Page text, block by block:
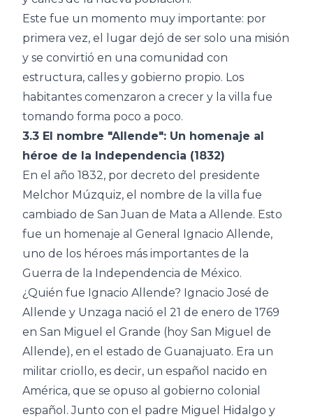
Este fue un momento muy importante: por
primera vez, el lugar dejó de ser solo una misión
y se convirtió en una comunidad con
estructura, calles y gobierno propio. Los
habitantes comenzaron a crecer y la villa fue
tomando forma poco a poco.
3.3 El nombre "Allende": Un homenaje al
héroe de la Independencia (1832)
En el año 1832, por decreto del presidente
Melchor Múzquiz, el nombre de la villa fue
cambiado de San Juan de Mata a Allende. Esto
fue un homenaje al General Ignacio Allende,
uno de los héroes más importantes de la
Guerra de la Independencia de México.
¿Quién fue Ignacio Allende? Ignacio José de
Allende y Unzaga nació el 21 de enero de 1769
en San Miguel el Grande (hoy San Miguel de
Allende), en el estado de Guanajuato. Era un
militar criollo, es decir, un español nacido en
América, que se opuso al gobierno colonial
español. Junto con el padre Miguel Hidalgo y